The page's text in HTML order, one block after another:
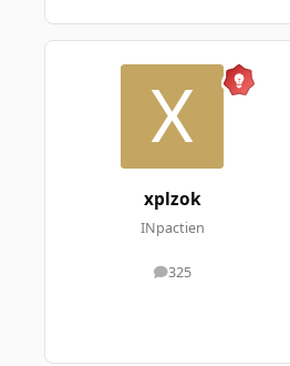
xplzok
INpactien
325
messages